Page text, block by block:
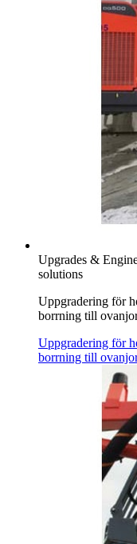
Upgrades &
solutions
Uppgradering för
borrning till
Uppgradering för
borrning till